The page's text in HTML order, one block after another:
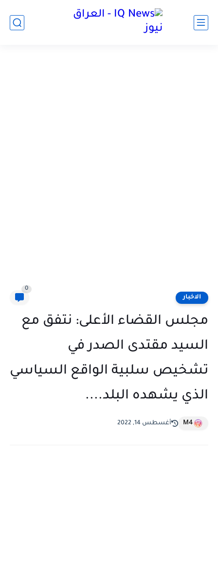
الاخبار
0
مجلس القضاء الأعلى: نتفق مع
السيد مقتدى الصدر في
تشخيص سلبية الواقع ‏السياسي
الذي يشهده البلد....
M4 أغسطس 14, 2022